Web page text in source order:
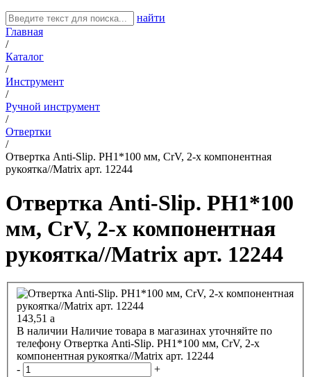
найти
Главная
/
Каталог
/
Инструмент
/
Ручной инструмент
/
Отвертки
/
Отвертка Anti-Slip. PH1*100 мм, СrV, 2-х компонентная
рукоятка//Matrix арт. 12244
Отвертка Anti-Slip. PH1*100
мм, СrV, 2-х компонентная
рукоятка//Matrix арт. 12244
143,51 a
В наличии Наличие товара в магазинах уточняйте по
телефону Отвертка Anti-Slip. PH1*100 мм, СrV, 2-х
компонентная рукоятка//Matrix арт. 12244
-
+